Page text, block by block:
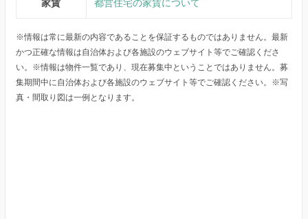
家賃 都営住宅の家賃について
※情報は常に最新の内容であることを保証するものではありません。最新
かつ正確な情報は自治体および各施設のウェブサイト等でご確認くださ
い。※情報は物件一覧であり、現在募集中ということではありません。募
集期間中に自治体および各施設のウェブサイト等でご確認ください。※写
真・間取り図は一例となります。